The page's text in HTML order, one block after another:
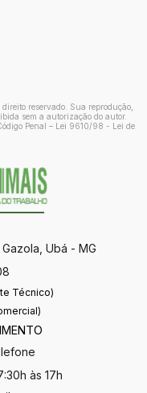
direito reservado. Sua reprodução,
sem a autorização do autor.
Penal – Lei 9610/98 - Lei de
Ubá - MG
Técnico)
às 17h